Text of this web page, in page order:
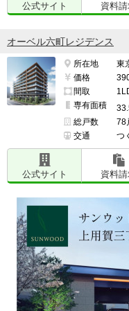
公式サイト 資料
オーベル六町レジデンス
所在地
東
価格
間取
専有面積
総戸数
78
交通
つ
公式サイト 資料